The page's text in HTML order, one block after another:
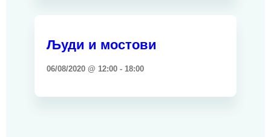
Људи и мостови
06/08/2020 @ 12:00 - 18:00